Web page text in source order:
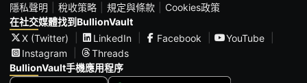
隱私聲明
稅收策略 規定與條款
Cookies政策
在社交媒體找到BullionVault
X (Twitter)
LinkedIn Facebook
YouTube
Instagram
Threads
BullionVault手機應用程序